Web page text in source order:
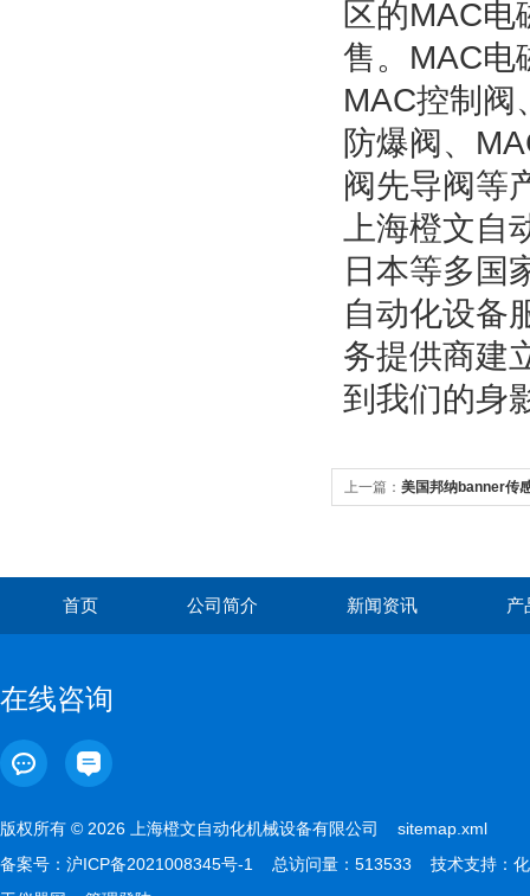
区的MAC电
售。 MAC电
MAC控制阀
防爆阀、
阀先导阀等
上海橙文
日本等多国
自动化设备
务提供商建
到我们的身
上一篇： 美国邦纳banner传
首页 公司简介 新闻资讯 产
在线咨询
版权所有 © 2026 上海橙文自动化机械设备有限公司 sitemap.xml
备案号： 沪ICP备2021008345号-1 总访问量：513533 技术支持： 化